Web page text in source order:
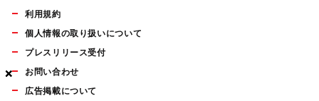
×
×
×
利用規約
個人情報の取り扱いについて
プレスリリース受付
お問い合わせ
広告掲載について